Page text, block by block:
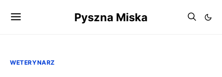
Pyszna Miska
WETERYNARZ